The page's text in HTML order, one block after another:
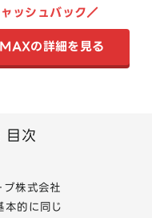
ッシュバック／
の詳細を見る
目次
株式会社
的に同じ